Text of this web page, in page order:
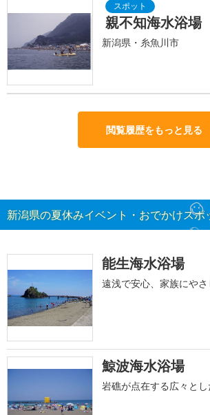
親不知海水浴場
新潟県・糸魚川市
閲覧履歴をもっと見る
新潟県の夏休みイベント・おでかけスポ
能生海水浴場
遠浅で安心、家族にや
鯨波海水浴場
岩礁が点在する広々と